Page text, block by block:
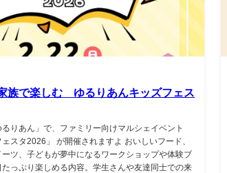
族で楽しむ ゆるりあんキッズフェス
りあん」で、ファミリー向けマルシェイベント
ェスタ2026」 が開催されますよ おいしいフード、
ーツ、子どもが夢中になるワークショップや体験ブ
っぷり楽しめる内容。学生さんや友達同士での来